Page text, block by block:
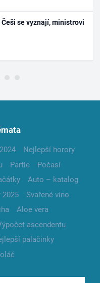
se vyznají, ministrovi
Nejlepší horory
Partie
Počasí
Auto – katalog
2025
Svařené víno
Aloe vera
ascendentu
palačinky